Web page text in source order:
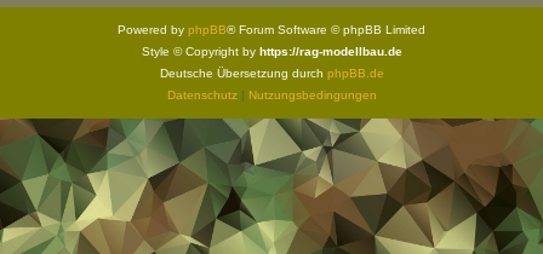
Powered by phpBB® Forum Software © phpBB Limited
Style © Copyright by https://rag-modellbau.de
Deutsche Übersetzung durch phpBB.de
Datenschutz| Nutzungsbedingungen